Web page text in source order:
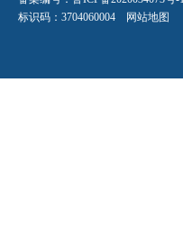
标识码：3704060004 网站地图